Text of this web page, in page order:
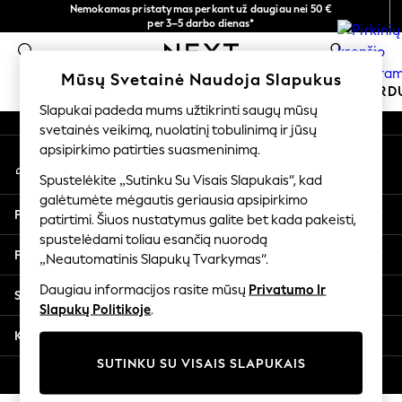
Nemokamas pristatymas perkant už daugiau nei 50 €
per 3–5 darbo dienas*
Dabar galite apsipirkti lietuvių kalba!
0
MOKYKLINĖ APRANGA ŠVENTINĖ
SCHOOLWEAR
All Boys Schoolwear
Shoes
Trousers
Shorts
Shirts
Polo Shirts
Sweatshirts & Jumpers
Coats & Jackets
Underwear
Multipacks
All Boys Sport & Swimwear
An error occurred on client
Mūsų socialiniai tinklai
Mano paskyra
Prisijunkite prie savo paskyros
Pagalba
Privatumas ir teisinė informacija
Skyriai
Kitos paslaugos
Mūsų Svetainė Naudoja Slapukus
Slapukai padeda mums užtikrinti saugų mūsų
svetainės veikimą, nuolatinį tobulinimą ir jūsų
apsipirkimo patirties suasmeninimą.
Spustelėkite „Sutinku Su Visais Slapukais“, kad
galėtumėte mėgautis geriausia apsipirkimo
patirtimi. Šiuos nustatymus galite bet kada pakeisti,
spustelėdami toliau esančią nuorodą
„Neautomatinis Slapukų Tvarkymas“.
Daugiau informacijos rasite mūsų Privatumo Ir
Slapukų Politikoje.
SUTINKU SU VISAIS SLAPUKAIS